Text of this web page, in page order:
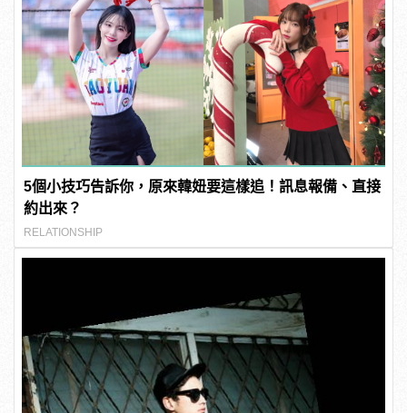
5個小技巧告訴你，原來韓妞要這樣追！訊息報備、直接
約出來？
RELATIONSHIP